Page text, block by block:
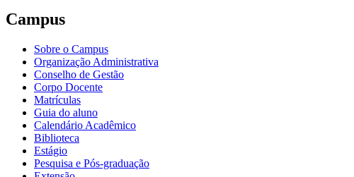
Campus
Sobre o Campus
Organização Administrativa
Conselho de Gestão
Corpo Docente
Matrículas
Guia do aluno
Calendário Acadêmico
Biblioteca
Estágio
Pesquisa e Pós-graduação